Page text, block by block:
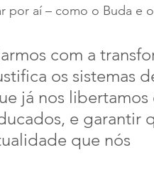
por aí – como o Buda e
com a
os sistemas
já nos libertamos
e garantir
que nós